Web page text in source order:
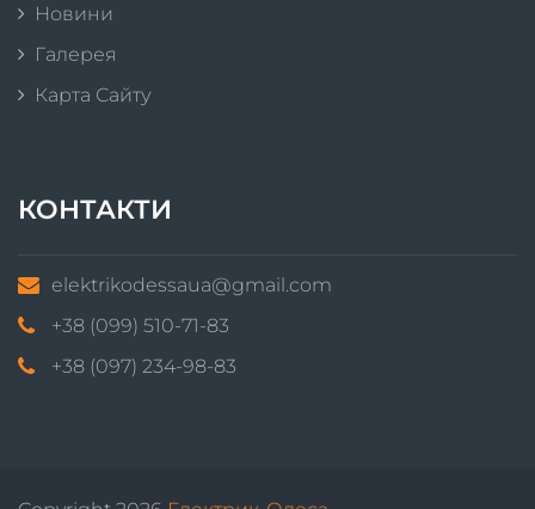
Новини
Галерея
Карта Сайту
КОНТАКТИ
elektrikodessaua@gmail.com
+38 (099) 510-71-83
+38 (097) 234-98-83